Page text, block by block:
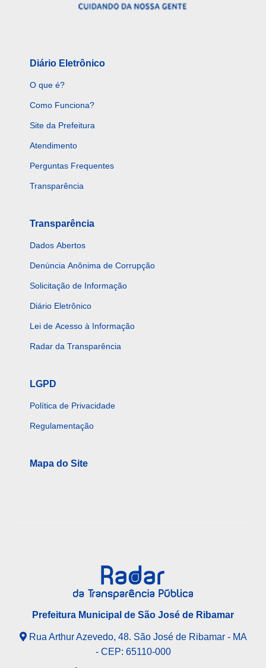
Diário Eletrônico
O que é?
Como Funciona?
Site da Prefeitura
Atendimento
Perguntas Frequentes
Transparência
Transparência
Dados Abertos
Denúncia Anônima de Corrupção
Solicitação de Informação
Diário Eletrônico
Lei de Acesso à Informação
Radar da Transparência
LGPD
Política de Privacidade
Regulamentação
Mapa do Site
Prefeitura Municipal de São José de Ribamar
Rua Arthur Azevedo, 48. São José de Ribamar - MA
- CEP: 65110-000